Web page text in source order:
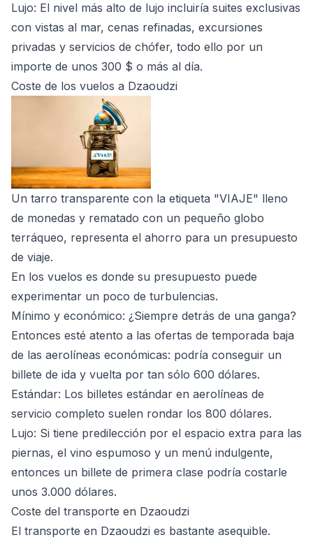
Lujo: El nivel más alto de lujo incluiría suites exclusivas
con vistas al mar, cenas refinadas, excursiones
privadas y servicios de chófer, todo ello por un
importe de unos 300 $ o más al día.
Coste de los vuelos a Dzaoudzi
Un tarro transparente con la etiqueta "VIAJE" lleno
de monedas y rematado con un pequeño globo
terráqueo, representa el ahorro para un presupuesto
de viaje.
En los vuelos es donde su presupuesto puede
experimentar un poco de turbulencias.
Mínimo y económico: ¿Siempre detrás de una ganga?
Entonces esté atento a las ofertas de temporada baja
de las aerolíneas económicas: podría conseguir un
billete de ida y vuelta por tan sólo 600 dólares.
Estándar: Los billetes estándar en aerolíneas de
servicio completo suelen rondar los 800 dólares.
Lujo: Si tiene predilección por el espacio extra para las
piernas, el vino espumoso y un menú indulgente,
entonces un billete de primera clase podría costarle
unos 3.000 dólares.
Coste del transporte en Dzaoudzi
El transporte en Dzaoudzi es bastante asequible.